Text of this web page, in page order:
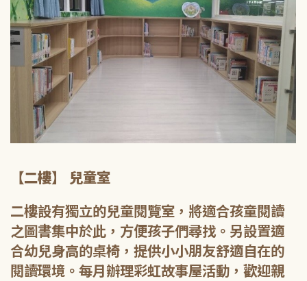
【二樓】 兒童室
二樓設有獨立的兒童閱覽室，將適合孩童閱讀
之圖書集中於此，方便孩子們尋找。另設置適
合幼兒身高的桌椅，提供小小朋友舒適自在的
閱讀環境。每月辦理彩虹故事屋活動，歡迎親